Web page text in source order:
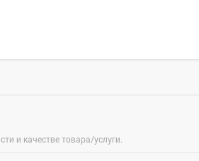
и качестве товара/услуги.